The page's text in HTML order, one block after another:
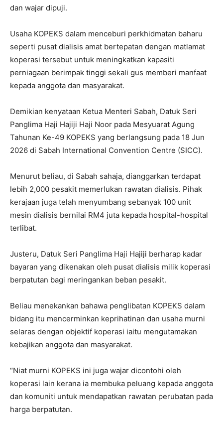
dan wajar dipuji.
Usaha KOPEKS dalam menceburi perkhidmatan baharu
seperti pusat dialisis amat bertepatan dengan matlamat
koperasi tersebut untuk meningkatkan kapasiti
perniagaan berimpak tinggi sekali gus memberi manfaat
kepada anggota dan masyarakat.
Demikian kenyataan Ketua Menteri Sabah, Datuk Seri
Panglima Haji Hajiji Haji Noor pada Mesyuarat Agung
Tahunan Ke-49 KOPEKS yang berlangsung pada 18 Jun
2026 di Sabah International Convention Centre (SICC).
Menurut beliau, di Sabah sahaja, dianggarkan terdapat
lebih 2,000 pesakit memerlukan rawatan dialisis. Pihak
kerajaan juga telah menyumbang sebanyak 100 unit
mesin dialisis bernilai RM4 juta kepada hospital-hospital
terlibat.
Justeru, Datuk Seri Panglima Haji Hajiji berharap kadar
bayaran yang dikenakan oleh pusat dialisis milik koperasi
berpatutan bagi meringankan beban pesakit.
Beliau menekankan bahawa penglibatan KOPEKS dalam
bidang itu mencerminkan keprihatinan dan usaha murni
selaras dengan objektif koperasi iaitu mengutamakan
kebajikan anggota dan masyarakat.
“Niat murni KOPEKS ini juga wajar dicontohi oleh
koperasi lain kerana ia membuka peluang kepada anggota
dan komuniti untuk mendapatkan rawatan perubatan pada
harga berpatutan.